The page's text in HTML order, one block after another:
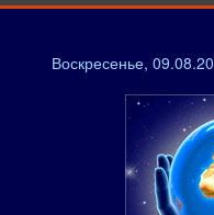
Воскресенье,